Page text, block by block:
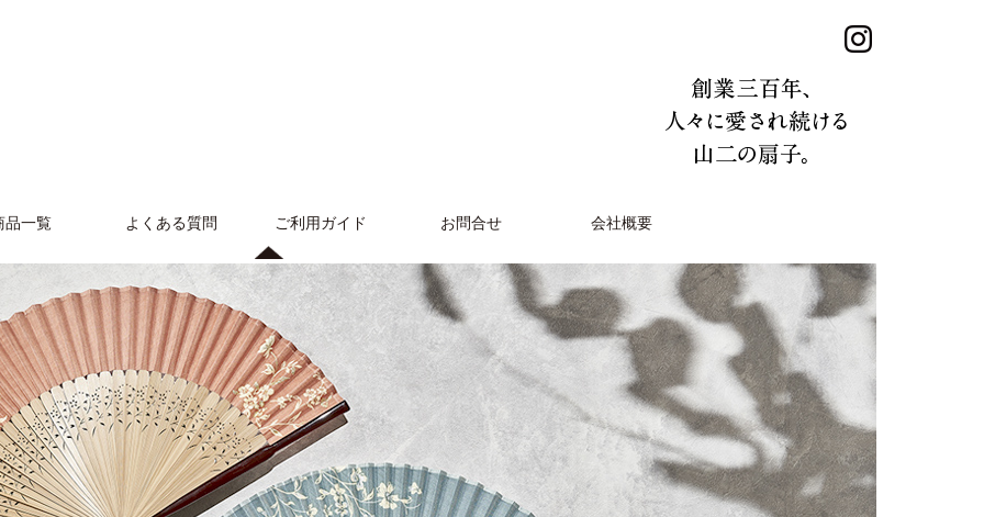
品一覧
用布扇子
用紙扇子
用布扇子
用紙扇子
用総竹扇
ット扇
袋
よくある質問 ご利用ガイド お問合せ 会社概要